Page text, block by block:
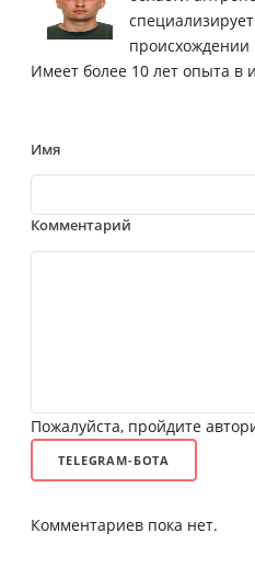
происхождении
Имеет более 10 лет опыта в
Имя
Комментарий
Пожалуйста, пройдите
TELEGRAM-БОТА
Комментариев пока нет.